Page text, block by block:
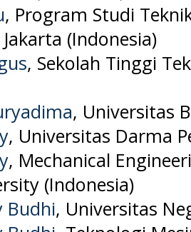
, Program Studi
(Indonesia)
, Sekolah Tinggi
, Universitas
, Universitas Darma
, Mechanical
(Indonesia)
Budhi, Universitas